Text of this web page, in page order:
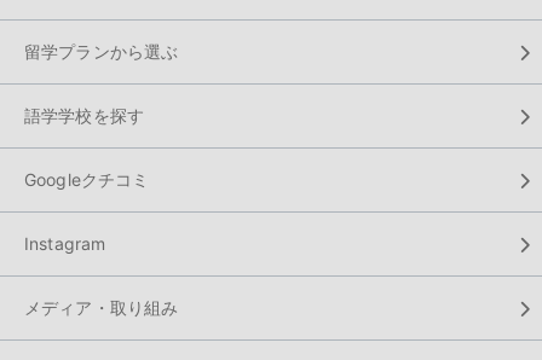
留学プランから選ぶ
語学学校を探す
Googleクチコミ
Instagram
メディア・取り組み